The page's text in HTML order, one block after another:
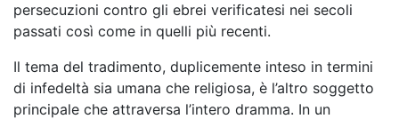
persecuzioni contro gli ebrei verificatesi nei secoli
passati così come in quelli più recenti.
Il tema del tradimento, duplicemente inteso in termini
di infedeltà sia umana che religiosa, è l’altro soggetto
principale che attraversa l’intero dramma. In un